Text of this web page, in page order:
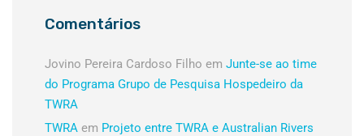
Comentários
Jovino Pereira Cardoso Filho em Junte-se ao time
do Programa Grupo de Pesquisa Hospedeiro da
TWRA
TWRA em Projeto entre TWRA e Australian Rivers